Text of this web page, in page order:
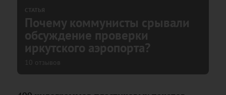
СТАТЬЯ
Почему коммунисты срывали
обсуждение проверки
иркутского аэропорта?
10 отзывов